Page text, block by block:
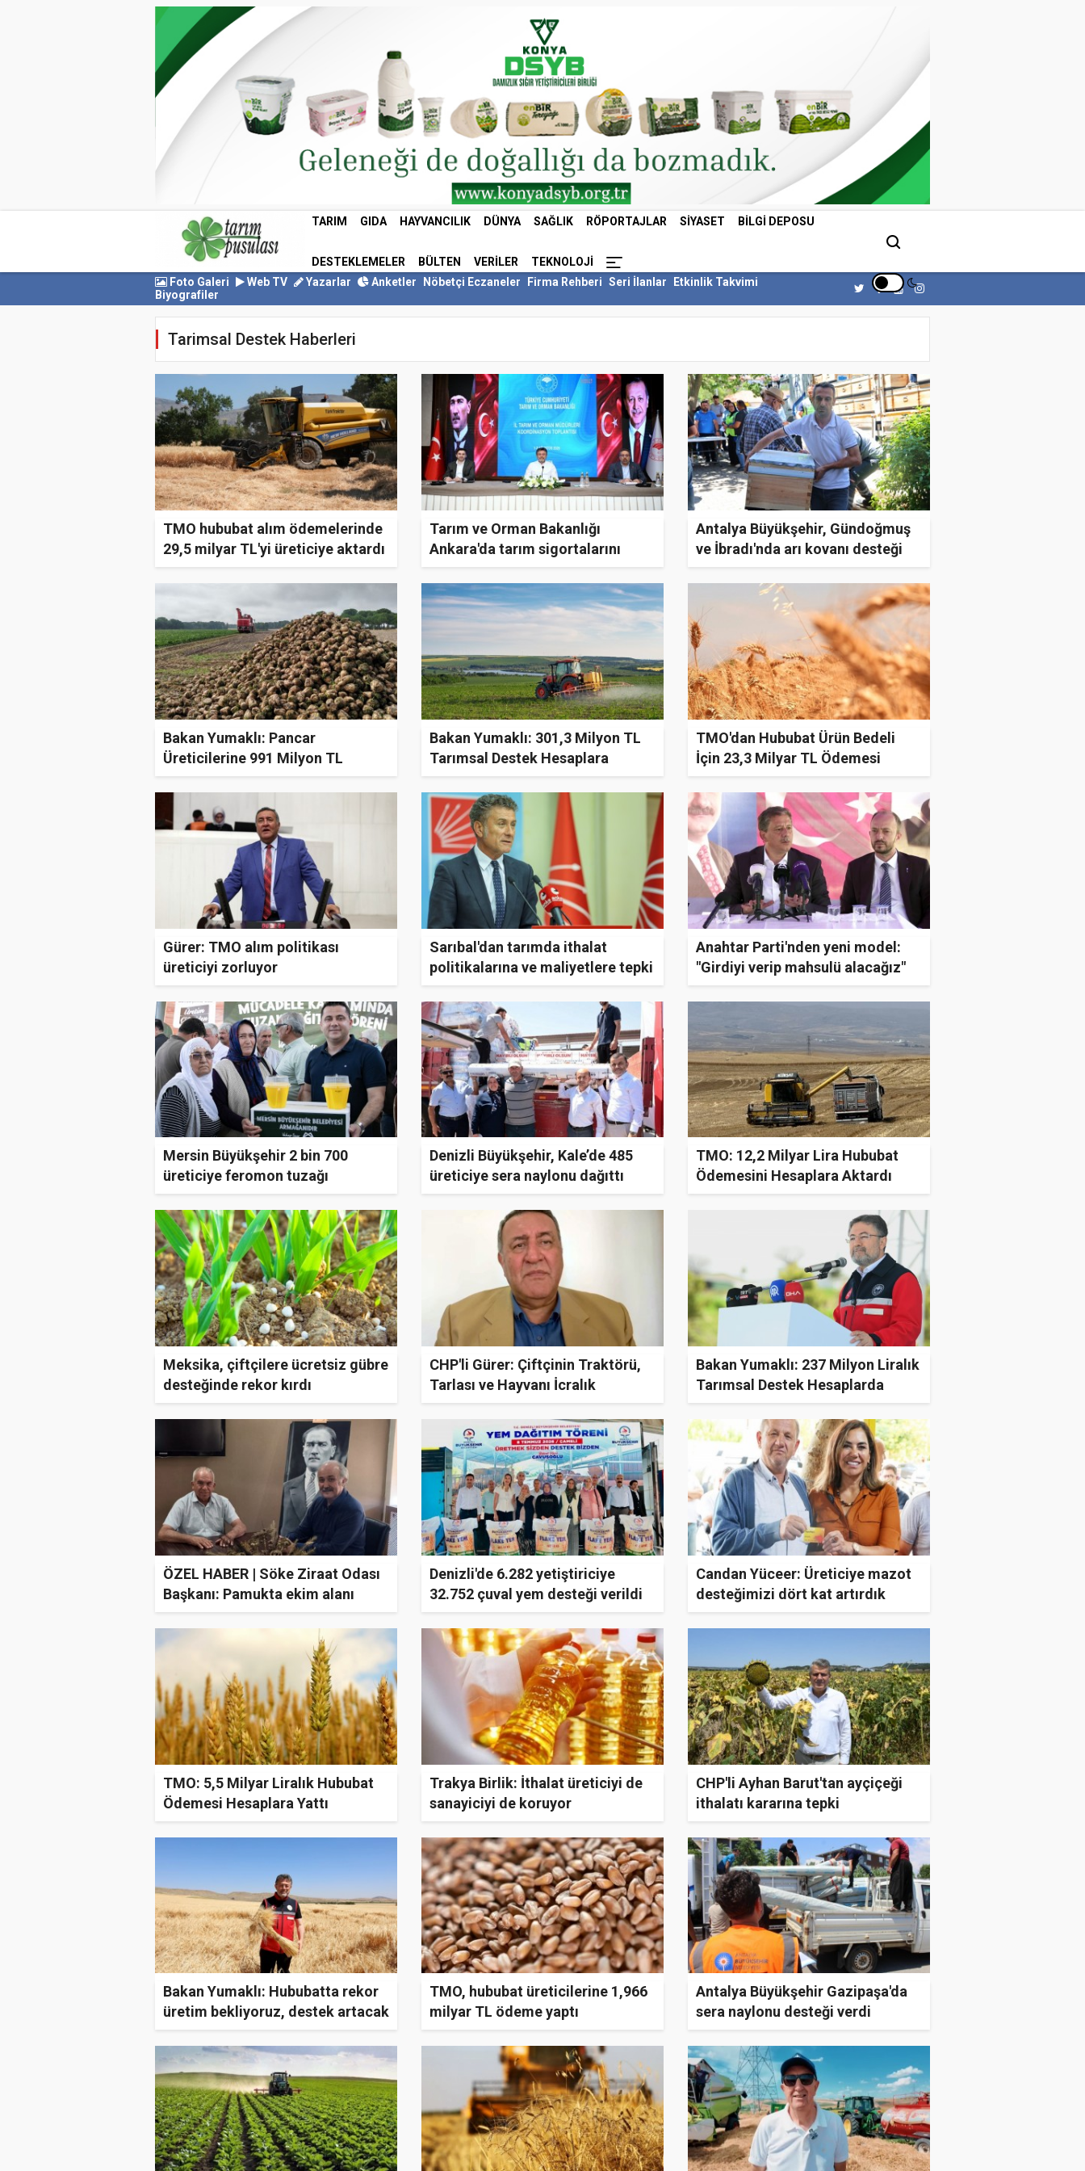
TARIM GIDA HAYVANCILIK DÜNYA SAĞLIK RÖPORTAJLAR SIYASET BILGI DEPOSU
DESTEKLEMELER BÜLTEN VERILER
TEKNOLOJI
Foto Galeri
Web TV Yazarlar Anketler Nöbetçi Eczaneler Firma Rehberi Seri İlanlar
Etkinlik Takvimi
Biyografiler
Tarimsal Destek Haberleri
TMO hububat alım ödemelerinde
29,5 milyar TL'yi üreticiye aktardı
Tarım ve Orman Bakanlığı
Ankara'da tarım sigortalarını
görüştü
Antalya Büyükşehir, Gündoğmuş
ve İbradı'nda arı kovanı desteği
Bakan Yumaklı: Pancar
Üreticilerine 991 Milyon TL
Ödendi
Bakan Yumaklı: 301,3 Milyon TL
Tarımsal Destek Hesaplara
Aktarılıyor
TMO'dan Hububat Ürün Bedeli
İçin 23,3 Milyar TL Ödemesi
Gürer: TMO alım politikası
üreticiyi zorluyor
Sarıbal'dan tarımda ithalat
politikalarına ve maliyetlere tepki
Anahtar Parti'nden yeni model:
"Girdiyi verip mahsulü alacağız"
Mersin Büyükşehir 2 bin 700
üreticiye feromon tuzağı
dağıtacak
Denizli Büyükşehir, Kale’de 485
üreticiye sera naylonu dağıttı
TMO: 12,2 Milyar Lira Hububat
Ödemesini Hesaplara Aktardı
Meksika, çiftçilere ücretsiz gübre
desteğinde rekor kırdı
CHP'li Gürer: Çiftçinin Traktörü,
Tarlası ve Hayvanı İcralık
Bakan Yumaklı: 237 Milyon Liralık
Tarımsal Destek Hesaplarda
ÖZEL HABER | Söke Ziraat Odası
Başkanı: Pamukta ekim alanı
yüzde 60 düştü
Denizli'de 6.282 yetiştiriciye
32.752 çuval yem desteği verildi
Candan Yüceer: Üreticiye mazot
desteğimizi dört kat artırdık
TMO: 5,5 Milyar Liralık Hububat
Ödemesi Hesaplara Yattı
Trakya Birlik: İthalat üreticiyi de
sanayiciyi de koruyor
CHP'li Ayhan Barut'tan ayçiçeği
ithalatı kararına tepki
Bakan Yumaklı: Hububatta rekor
üretim bekliyoruz, destek artacak
TMO, hububat üreticilerine 1,966
milyar TL ödeme yaptı
Antalya Büyükşehir Gazipaşa'da
sera naylonu desteği verdi